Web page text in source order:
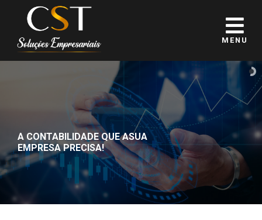
MENU
A CONTABILIDADE QUE ASUA
EMPRESA PRECISA!